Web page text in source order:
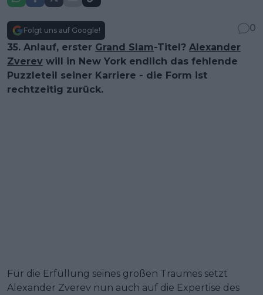
Folgt uns auf Google!
0
35. Anlauf, erster Grand Slam-Titel? Alexander
Zverev will in New York endlich das fehlende
Puzzleteil seiner Karriere - die Form ist
rechtzeitig zurück.
Für die Erfüllung seines großen Traumes setzt
Alexander Zverev nun auch auf die Expertise des